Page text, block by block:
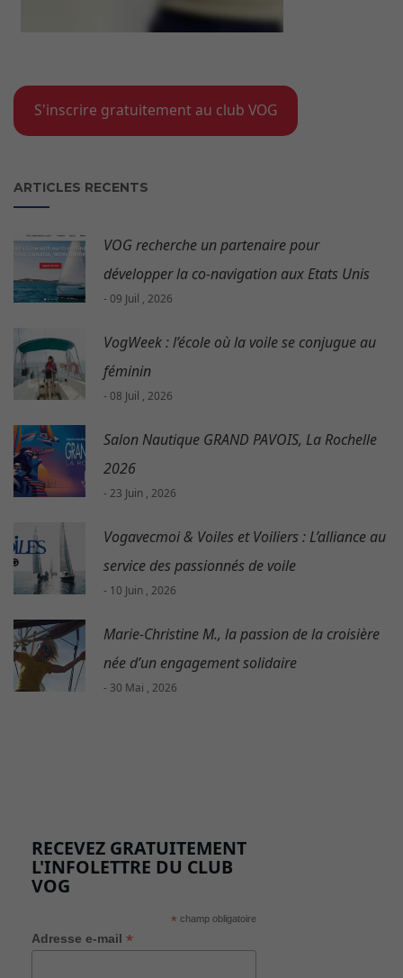
S'inscrire gratuitement au club VOG
ARTICLES RECENTS
VOG recherche un partenaire pour
développer la co-navigation aux Etats Unis
- 09 Juil , 2026
VogWeek : l’école où la voile se conjugue au
féminin
- 08 Juil , 2026
Salon Nautique GRAND PAVOIS, La Rochelle
2026
- 23 Juin , 2026
Vogavecmoi & Voiles et Voiliers : L’alliance au
service des passionnés de voile
- 10 Juin , 2026
Marie-Christine M., la passion de la croisière
née d’un engagement solidaire
- 30 Mai , 2026
RECEVEZ GRATUITEMENT
L'INFOLETTRE DU CLUB
VOG
* champ obligatoire
Adresse e-mail *